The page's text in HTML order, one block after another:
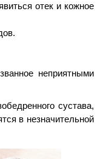
отек и кожное
неприятными
сустава,
в незначительной